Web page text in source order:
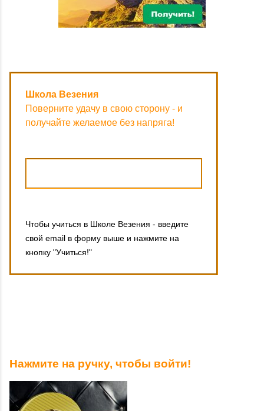
Школа Везения
Поверните удачу в свою сторону - и
получайте желаемое без напряга!
Чтобы учиться в Школе Везения - введите
свой email в форму выше и нажмите на
кнопку "Учиться!"
Нажмите на ручку, чтобы войти!